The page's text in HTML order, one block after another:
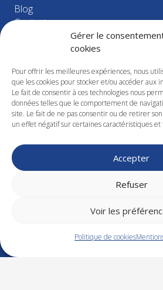
Gérer le
cookies
Pour offrir les meilleures expériences, nous
que les cookies pour stocker et/ou accéder aux
Le fait de consentir à ces technologies nous
données telles que le comportement de
site. Le fait de ne pas consentir ou de retirer
un effet négatif sur certaines caractéristiques et
Accepter
Refuser
Voir les
Politique de cookies
Blog
Contact
Informations & Chiffres Clés
NOS FORMATIONS
Santé – Sécurité
Industrie
Management
Développement commercial
Finance – Gestion
Efficacité professionnelle